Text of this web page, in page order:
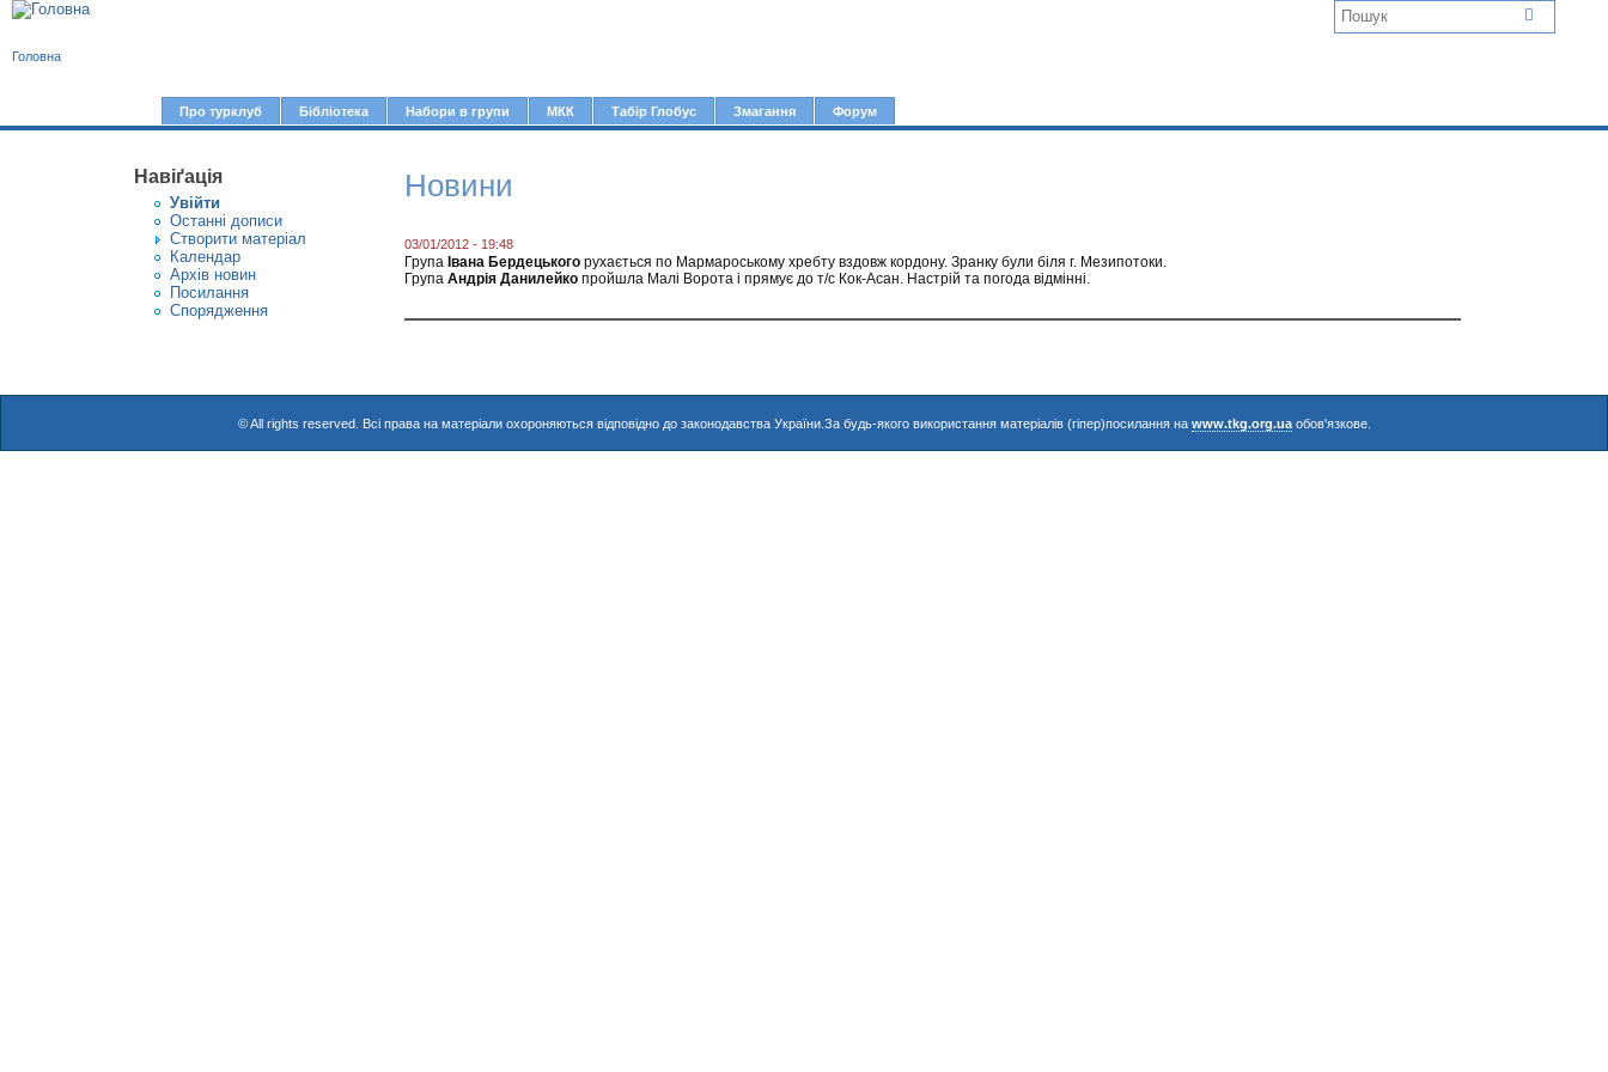
л
о
в
н
н
Про турклуб Бібліотека Набори в групи МКК Табір Глобус Змагання Форум
Головна
Навіґація
Увiйти
Останні дописи
Створити матерiал
Календар
Архів новин
Посилання
Спорядження
Новини
03/01/2012 - 19:48
Група Івана Бердецькогорухається по Мармароському хребту вздовж кордону. Зранку були біля г. Мезипотоки.
Група Андрія Данилейкопройшла Малі Ворота і прямує до т/с Кок-Асан. Настрій та погода відмінні.
© All rights reserved. Всі права на матеріали охороняються відповідно до законодавства України.За будь-якого використання матеріалів (гіпер)посилання на www.tkg.org.uaобов'язкове.